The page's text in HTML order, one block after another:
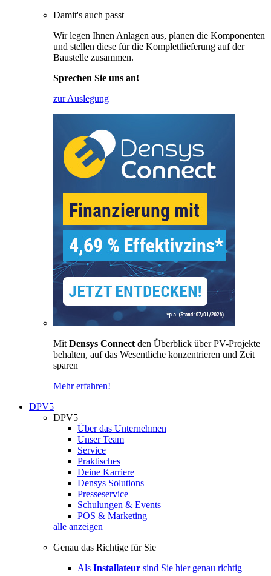
Damit's auch passt
Wir legen Ihnen Anlagen aus, planen die Komponenten
und stellen diese für die Komplettlieferung auf der
Baustelle zusammen.
Sprechen Sie uns an!
zur Auslegung
Mit Densys Connect den Überblick über PV-Projekte
behalten, auf das Wesentliche konzentrieren und Zeit
sparen
Mehr erfahren!
DPV5
DPV5
Über das Unternehmen
Unser Team
Service
Praktisches
Deine Karriere
Densys Solutions
Presseservice
Schulungen & Events
POS & Marketing
alle anzeigen
Genau das Richtige für Sie
Als Installateur sind Sie hier genau richtig